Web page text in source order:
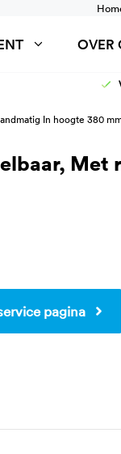
OVER
In hoogte 380
Met
pagina